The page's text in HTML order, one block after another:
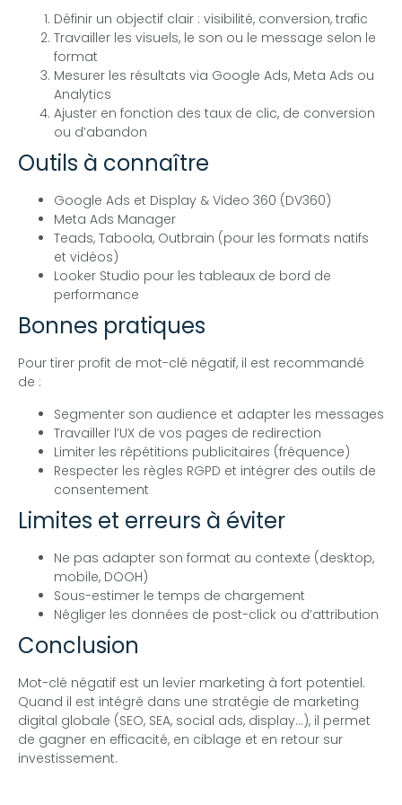
Définir un objectif clair : visibilité, conversion, trafic
Travailler les visuels, le son ou le message selon le
format
Mesurer les résultats via Google Ads, Meta Ads ou
Analytics
Ajuster en fonction des taux de clic, de conversion
ou d’abandon
Outils à connaître
Google Ads et Display & Video 360 (DV360)
Meta Ads Manager
Teads, Taboola, Outbrain (pour les formats natifs
et vidéos)
Looker Studio pour les tableaux de bord de
performance
Bonnes pratiques
Pour tirer profit de mot-clé négatif, il est recommandé
de :
Segmenter son audience et adapter les messages
Travailler l’UX de vos pages de redirection
Limiter les répétitions publicitaires (fréquence)
Respecter les règles RGPD et intégrer des outils de
consentement
Limites et erreurs à éviter
Ne pas adapter son format au contexte (desktop,
mobile, DOOH)
Sous-estimer le temps de chargement
Négliger les données de post-click ou d’attribution
Conclusion
Mot-clé négatif est un levier marketing à fort potentiel.
Quand il est intégré dans une stratégie de marketing
digital globale (SEO, SEA, social ads, display…), il permet
de gagner en efficacité, en ciblage et en retour sur
investissement.